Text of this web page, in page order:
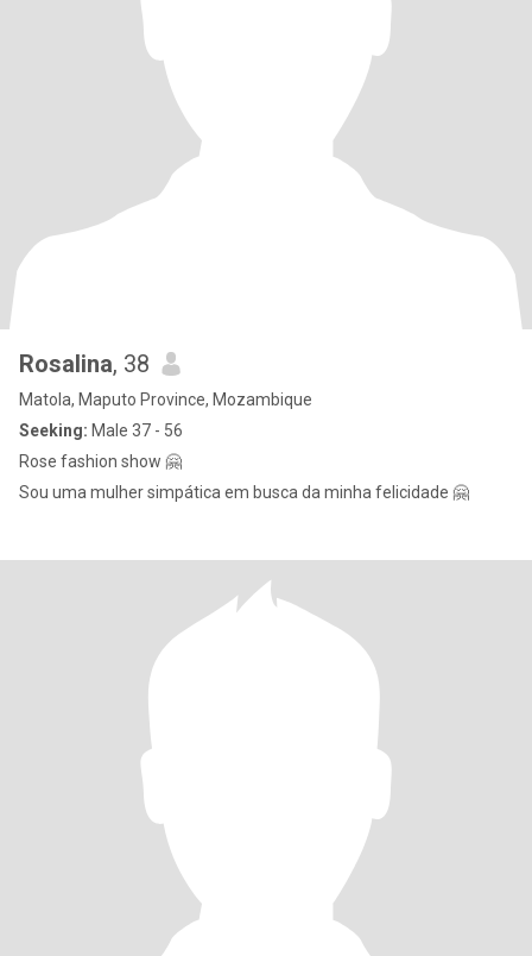
Rosalina, 38
Matola, Maputo Province, Mozambique
Seeking: Male 37 - 56
Rose fashion show 🤗
Sou uma mulher simpática em busca da minha felicidade 🤗